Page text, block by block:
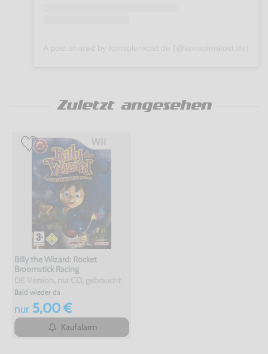
Zuletzt angesehen
Billy the Wizard: Rocket
Broomstick Racing
Bald wieder da
nur5,00 €
Kaufalarm